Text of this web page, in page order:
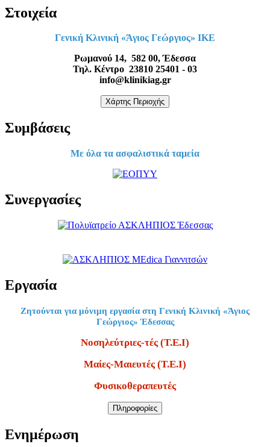
Στοιχεία
Γενική Κλινική «Άγιος Γεώργιος» ΙΚΕ
Ρωμανού 14, 582 00, Έδεσσα
Τηλ. Κέντρο 23810 25401 - 03
info@klinikiag.gr
Χάρτης Περιοχής
Συμβάσεις
Με όλα τα ασφαλιστικά ταμεία
Συνεργασίες
Εργασία
Ζητούνται για μόνιμη εργασία στη Γενική Κλινική «Άγιος
Γεώργιος» Έδεσσας
Νοσηλεύτριες-τές (Τ.Ε.Ι)
Μαίες-Μαιευτές (Τ.Ε.Ι)
Φυσικοθεραπευτές
Πληροφορίες
Ενημέρωση